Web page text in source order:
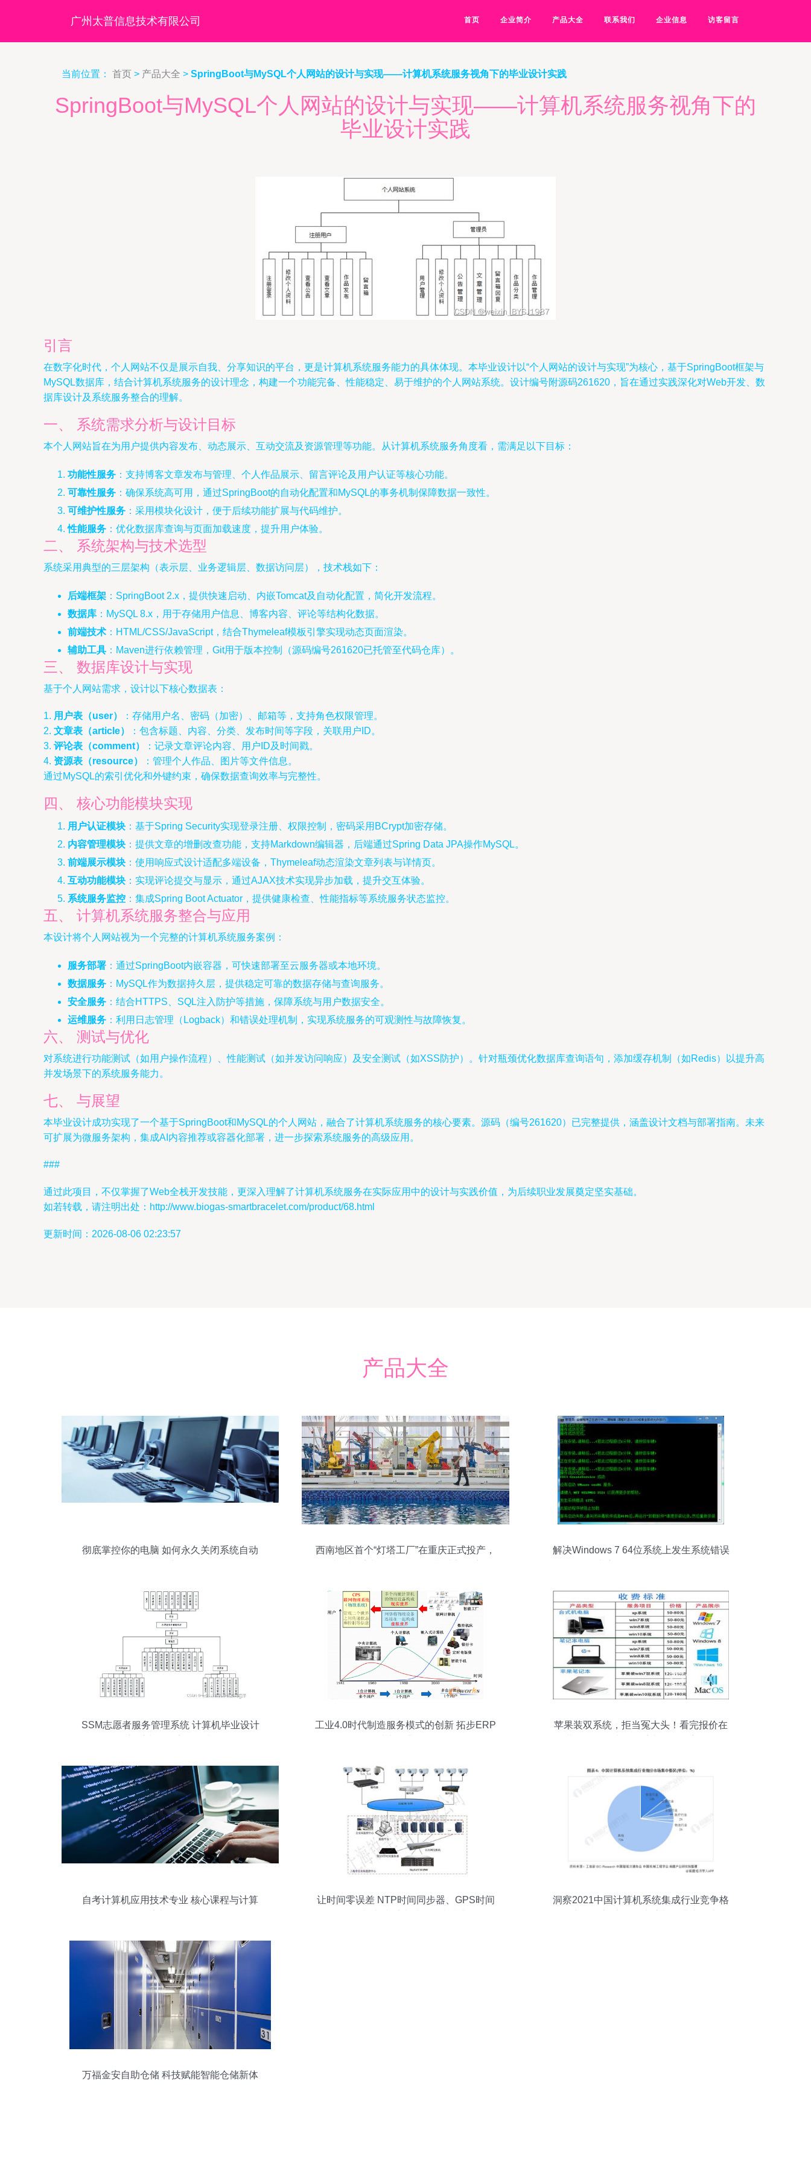
广州太普信息技术有限公司 首页 企业简介 产品大全 联系我们 企业信息 访客留言
当前位置： 首页 > 产品大全 > SpringBoot与MySQL个人网站的设计与实现——计算机系统服务视角下的毕业设计实践
SpringBoot与MySQL个人网站的设计与实现——计算机系统服务视角下的
毕业设计实践
引言
在数字化时代，个人网站不仅是展示自我、分享知识的平台，更是计算机系统服务能力的具体体现。本毕业设计以“个人网站的设计与实现”为核心，基于SpringBoot框架与
MySQL数据库，结合计算机系统服务的设计理念，构建一个功能完备、性能稳定、易于维护的个人网站系统。设计编号附源码261620，旨在通过实践深化对Web开发、数
据库设计及系统服务整合的理解。
一、 系统需求分析与设计目标
本个人网站旨在为用户提供内容发布、动态展示、互动交流及资源管理等功能。从计算机系统服务角度看，需满足以下目标：
功能性服务 ：支持博客文章发布与管理、个人作品展示、留言评论及用户认证等核心功能。
可靠性服务 ：确保系统高可用，通过SpringBoot的自动化配置和MySQL的事务机制保障数据一致性。
可维护性服务 ：采用模块化设计，便于后续功能扩展与代码维护。
性能服务 ：优化数据库查询与页面加载速度，提升用户体验。
二、 系统架构与技术选型
系统采用典型的三层架构（表示层、业务逻辑层、数据访问层），技术栈如下：
后端框架 ：SpringBoot 2.x，提供快速启动、内嵌Tomcat及自动化配置，简化开发流程。
数据库 ：MySQL 8.x，用于存储用户信息、博客内容、评论等结构化数据。
前端技术 ：HTML/CSS/JavaScript，结合Thymeleaf模板引擎实现动态页面渲染。
辅助工具 ：Maven进行依赖管理，Git用于版本控制（源码编号261620已托管至代码仓库）。
三、 数据库设计与实现
基于个人网站需求，设计以下核心数据表：
1. 用户表（user）
：存储用户名、密码（加密）、邮箱等，支持角色权限管理。
2. 文章表（article）
：包含标题、内容、分类、发布时间等字段，关联用户ID。
3. 评论表（comment）
：记录文章评论内容、用户ID及时间戳。
4. 资源表（resource）
：管理个人作品、图片等文件信息。
通过MySQL的索引优化和外键约束，确保数据查询效率与完整性。
四、 核心功能模块实现
用户认证模块 ：基于Spring Security实现登录注册、权限控制，密码采用BCrypt加密存储。
内容管理模块 ：提供文章的增删改查功能，支持Markdown编辑器，后端通过Spring Data JPA操作MySQL。
前端展示模块 ：使用响应式设计适配多端设备，Thymeleaf动态渲染文章列表与详情页。
互动功能模块 ：实现评论提交与显示，通过AJAX技术实现异步加载，提升交互体验。
系统服务监控 ：集成Spring Boot Actuator，提供健康检查、性能指标等系统服务状态监控。
五、 计算机系统服务整合与应用
本设计将个人网站视为一个完整的计算机系统服务案例：
服务部署 ：通过SpringBoot内嵌容器，可快速部署至云服务器或本地环境。
数据服务 ：MySQL作为数据持久层，提供稳定可靠的数据存储与查询服务。
安全服务 ：结合HTTPS、SQL注入防护等措施，保障系统与用户数据安全。
运维服务 ：利用日志管理（Logback）和错误处理机制，实现系统服务的可观测性与故障恢复。
六、 测试与优化
对系统进行功能测试（如用户操作流程）、性能测试（如并发访问响应）及安全测试（如XSS防护）。针对瓶颈优化数据库查询语句，添加缓存机制（如Redis）以提升高
并发场景下的系统服务能力。
七、 与展望
本毕业设计成功实现了一个基于SpringBoot和MySQL的个人网站，融合了计算机系统服务的核心要素。源码（编号261620）已完整提供，涵盖设计文档与部署指南。未来
可扩展为微服务架构，集成AI内容推荐或容器化部署，进一步探索系统服务的高级应用。
###
通过此项目，不仅掌握了Web全栈开发技能，更深入理解了计算机系统服务在实际应用中的设计与实践价值，为后续职业发展奠定坚实基础。
如若转载，请注明出处：http://www.biogas-smartbracelet.com/product/68.html
更新时间：2026-08-06 02:23:57
产品大全
彻底掌控你的电脑 如何永久关闭系统自动
西南地区首个“灯塔工厂”在重庆正式投产，
解决Windows 7 64位系统上发生系统错误
SSM志愿者服务管理系统 计算机毕业设计
工业4.0时代制造服务模式的创新 拓步ERP
苹果装双系统，拒当冤大头！看完报价在
自考计算机应用技术专业 核心课程与计算
让时间零误差 NTP时间同步器、GPS时间
洞察2021中国计算机系统集成行业竞争格
万福金安自助仓储 科技赋能智能仓储新体